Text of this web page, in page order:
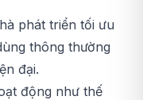
phát triển tối ưu
thông thường
đại.
động như thế